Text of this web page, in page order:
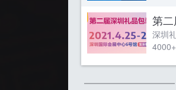
第
深圳